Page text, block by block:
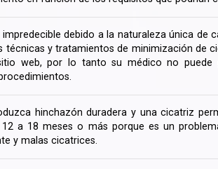
debido a la naturaleza única de
técnicas y tratamientos de minimización de
web, por lo tanto su médico no puede
hinchazón duradera y una cicatriz
a 18 meses o más porque es un
y malas cicatrices.